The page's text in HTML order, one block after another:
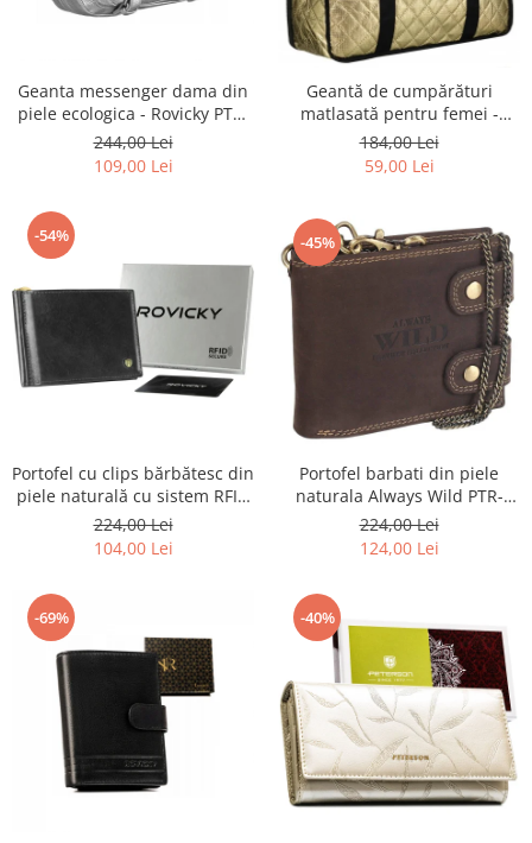
Geanta messenger dama din
piele ecologica - Rovicky PTR-
R-TOR-ALE-2-3776 SIL
244,00 Lei
109,00 Lei
Geantă de cumpărături
matlasată pentru femei -
Rovicky PTR-RSPV-001P-5277
GOLD
184,00 Lei
59,00 Lei
-54%
Portofel cu clips bărbătesc din
piele naturală cu sistem RFID
- Rovicky PTR-N1908-RVT-9799
BLACK
224,00 Lei
104,00 Lei
-45%
Portofel barbati din piele
naturala Always Wild PTR-
2900-BIC
224,00 Lei
124,00 Lei
-69% -40%